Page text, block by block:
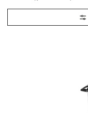
Najlacnejšie
Najdrahšie